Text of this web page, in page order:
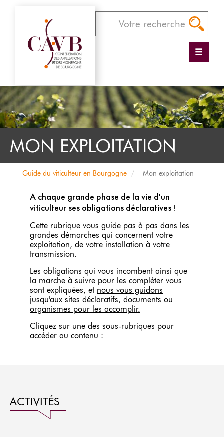
MON EXPLOITATION
Guide du viticulteur en Bourgogne Mon exploitation
A chaque grande phase de la vie d'un
viticulteur ses obligations déclaratives !
Cette rubrique vous guide pas à pas dans les
grandes démarches qui concernent votre
exploitation, de votre installation à votre
transmission.
Les obligations qui vous incombent ainsi que
la marche à suivre pour les compléter vous
sont expliquées, et nous vous guidons
jusqu'aux sites déclaratifs, documents ou
organismes pour les accomplir.
Cliquez sur une des sous-rubriques pour
accéder au contenu :
ACTIVITÉS